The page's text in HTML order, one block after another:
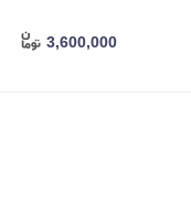
3,600,000